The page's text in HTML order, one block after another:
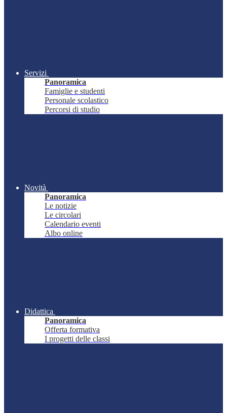
Servizi
Panoramica
Famiglie e studenti
Personale scolastico
Percorsi di studio
Novità
Panoramica
Le notizie
Le circolari
Calendario eventi
Albo online
Didattica
Panoramica
Offerta formativa
I progetti delle classi